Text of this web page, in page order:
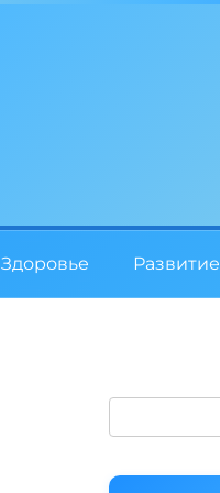
Здоровье Развитие